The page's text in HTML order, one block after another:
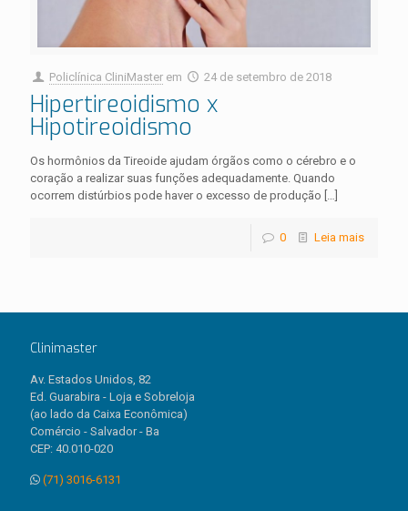
Policlínica CliniMaster em 24 de setembro de 2018
Hipertireoidismo x
Hipotireoidismo
Os hormônios da Tireoide ajudam órgãos como o cérebro e o
coração a realizar suas funções adequadamente. Quando
ocorrem distúrbios pode haver o excesso de produção […]
0 Leia mais
Clinimaster
Av. Estados Unidos, 82
Ed. Guarabira - Loja e Sobreloja
(ao lado da Caixa Econômica)
Comércio - Salvador - Ba
CEP: 40.010-020
(71) 3016-6131